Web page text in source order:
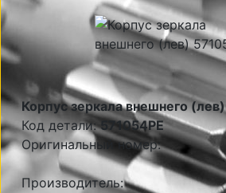
Корпус зеркала внешнего (лев)
Код детали:571054PE
Оригинальный номер:
Производитель: